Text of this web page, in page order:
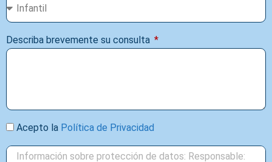
Describa brevemente su consulta
Acepto la Política de Privacidad